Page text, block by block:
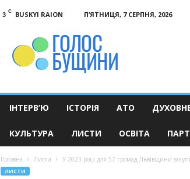
3 C BUSKYI RAION П’ЯТНИЦЯ, 7 СЕРПНЯ, 2026
ІНТЕРВ’Ю ІСТОРІЯ АТО
КУЛЬТУРА ЛИСТИ ОСВІТА
Головна Листи У 2023 році для 57 громад Львівщини
ЛИСТИ